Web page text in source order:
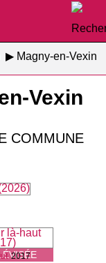
Magny-en-Vexin
Vexin
COMMUNE
2017